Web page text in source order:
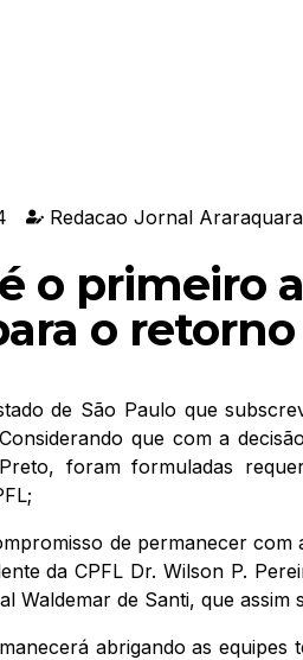
Redacao Jornal Araraquara
o primeiro
o retorno
de São Paulo que
que com a
foram formuladas
de permanecer
da CPFL Dr. Wilson P.
Waldemar de Santi, que assim
abrigando as equipes